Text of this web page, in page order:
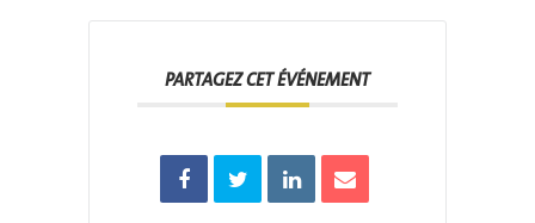
PARTAGEZ CET ÉVÉNEMENT